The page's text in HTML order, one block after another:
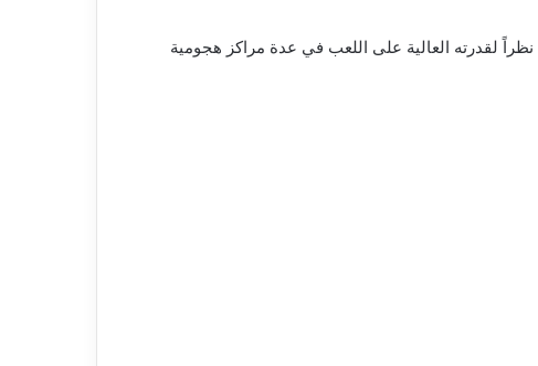
لقدرته العالية على اللعب في عدة مراكز هجومية